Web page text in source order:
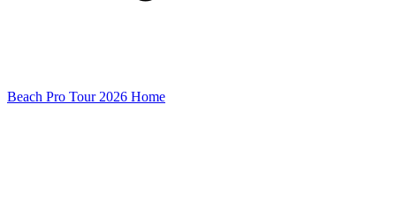
Beach Pro Tour 2026 Home